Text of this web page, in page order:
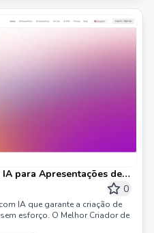
para Apresentações de
0
IA que garante a criação de
esforço. O Melhor Criador de